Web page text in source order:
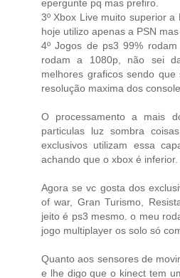
epergunte pq mas prefiro.
3º Xbox Live muito superior
hoje utilizo apenas a PSN
4º Jogos de ps3 99%
rodam a 1080p, não sei
melhores graficos sendo
resolução maxima dos
O processamento a mais
particulas luz sombra
exclusivos utilizam essa
achando que o xbox é inferior.
Agora se vc gosta dos
of war, Gran Turismo,
jeito é ps3 mesmo. o meu
jogo multiplayer os solo só
Quanto aos sensores de
e lhe digo que o kinect tem